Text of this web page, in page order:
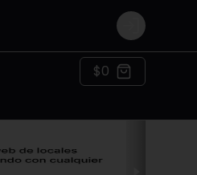
Login
$0